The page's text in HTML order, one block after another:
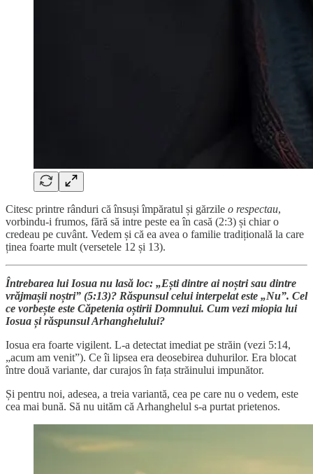
Citesc printre rânduri că însuși împăratul și gărzile o respectau,
vorbindu-i frumos, fără să intre peste ea în casă (2:3) și chiar o
credeau pe cuvânt. Vedem și că ea avea o familie tradițională la care
ținea foarte mult (versetele 12 și 13).
Întrebarea lui Iosua nu lasă loc: „Ești dintre ai noștri sau dintre
vrăjmașii noștri” (5:13)? Răspunsul celui interpelat este „Nu”. Cel
ce vorbește este Căpetenia oștirii Domnului. Cum vezi miopia lui
Iosua și răspunsul Arhanghelului?
Iosua era foarte vigilent. L-a detectat imediat pe străin (vezi 5:14,
„acum am venit”). Ce îi lipsea era deosebirea duhurilor. Era blocat
între două variante, dar curajos în fața străinului impunător.
Și pentru noi, adesea, a treia variantă, cea pe care nu o vedem, este
cea mai bună. Să nu uităm că Arhanghelul s-a purtat prietenos.